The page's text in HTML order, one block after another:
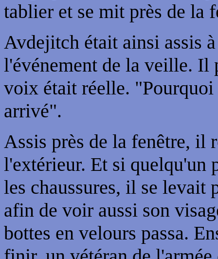
tablier et se mit près de la
Avdejitch était ainsi assis
l'événement de la veille. Il
voix était réelle.
arrivé".
Assis près de la fenêtre, il
l'extérieur. Et si quelqu'un
les chaussures, il se levait
afin de voir aussi son
bottes en velours passa.